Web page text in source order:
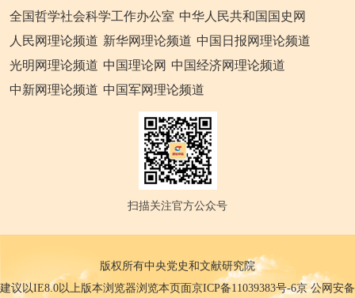
全国哲学社会科学工作办公室 中华人民共和国国史网
人民网理论频道 新华网理论频道 中国日报网理论频道
光明网理论频道 中国理论网 中国经济网理论频道
中新网理论频道 中国军网理论频道
扫描关注官方公众号
版权所有中央党史和文献研究院
建议以IE8.0以上版本浏览器浏览本页面京ICP备11039383号-6京 公网安备